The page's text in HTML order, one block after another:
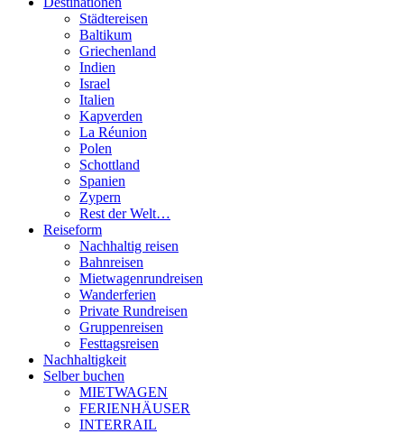
Städtereisen
Baltikum
Griechenland
Indien
Israel
Italien
Kapverden
La Réunion
Polen
Schottland
Spanien
Zypern
Rest der Welt…
Reiseform
Nachhaltig reisen
Bahnreisen
Mietwagenrundreisen
Wanderferien
Private Rundreisen
Gruppenreisen
Festtagsreisen
Nachhaltigkeit
Selber buchen
MIETWAGEN
FERIENHÄUSER
INTERRAIL